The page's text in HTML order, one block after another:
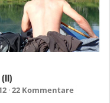
(II)
22 Kommentare